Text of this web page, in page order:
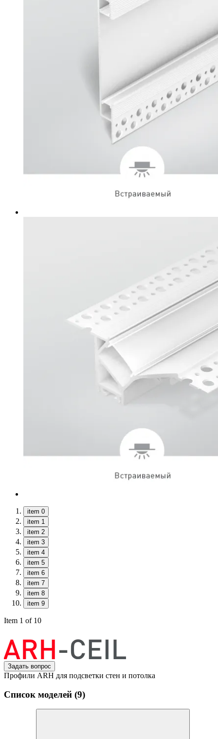
item 0
item 1
item 2
item 3
item 4
item 5
item 6
item 7
item 8
item 9
Item 1 of 10
Задать вопрос
Профили ARH для подсветки стен и потолка
Список моделей (9)